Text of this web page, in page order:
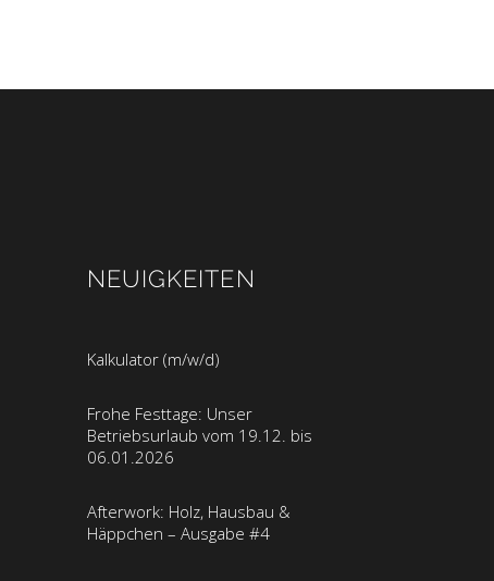
NEUIGKEITEN
Kalkulator (m/w/d)
Frohe Festtage: Unser
Betriebsurlaub vom 19.12. bis
06.01.2026
Afterwork: Holz, Hausbau &
Häppchen – Ausgabe #4